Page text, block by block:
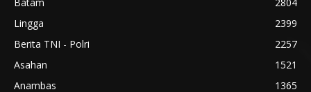
Lingga
2399
Berita TNI - Polri
2257
Asahan
1521
Anambas
1365